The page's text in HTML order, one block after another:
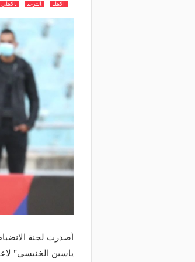
الاهلي الترجي
أصدرت لجنة
ياسين الخنيسي"